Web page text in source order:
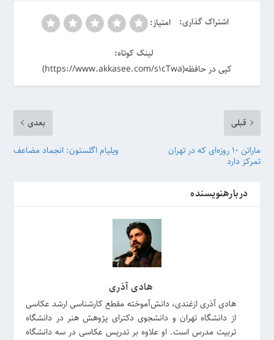
اشتراک گذاری: امتیاز:
لینک کوتاه:
کپی در حافظه(https://www.akkasee.com/s1cTwa)
قبلی
ماراتن ۱۰ روزه‌ای که در تهران
تمرکز دارد
بعدی
ویلیام اگلستون: انجماد مضاعف
دربارهنویسنده
هادی آذری
هادی آذری ازغندی، دانش‌آموخته مقطع کارشناسی ارشد عکاسی
از دانشگاه تهران و دانشجوی دکترای پژوهش هنر در دانشگاه
تربیت مدرس است. او علاوه بر تدریس عکاسی در سه دانشگاه